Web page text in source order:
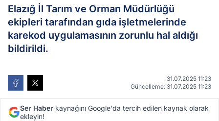
Elazığ İl Tarım ve Orman Müdürlüğü
ekipleri tarafından gıda işletmelerinde
karekod uygulamasının zorunlu hal aldığı
bildirildi.
31.07.2025 11:23
Güncelleme: 31.07.2025 11:23
Ser Haber kaynağını Google'da tercih edilen kaynak olarak
ekleyin!